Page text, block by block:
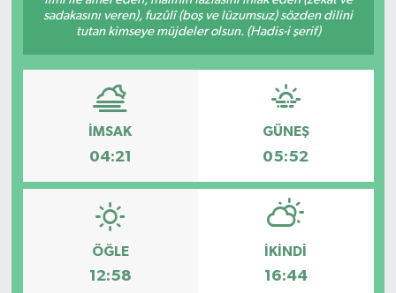
sadakasını veren), fuzûlî (boş ve lüzumsuz) sözden dilini
tutan kimseye müjdeler olsun. (Hadis-i şerif)
İMSAK
04:21
GÜNEŞ
05:52
ÖĞLE
12:58
İKINDI
16:44
Haberde İnsan
Magazin
Manşet Altı
Manşetler
Resmi İlan